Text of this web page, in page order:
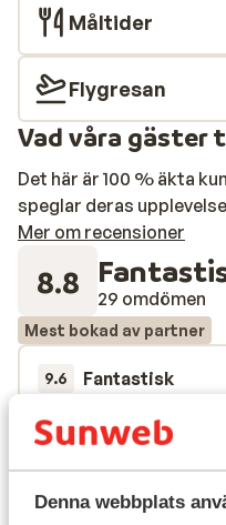
Denna webbplats
Måltider
Flygresan
Vad våra gäster
Det här är 100 % äkta
speglar deras
Mer om recensioner
8.8 29 omdömen
Mest bokad av partner
9.6 Fantastisk
hotel bien centré,
hotel bien centré,
Översätt till svenska